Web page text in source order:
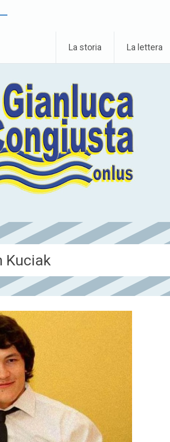
La storia La lettera
Kuciak